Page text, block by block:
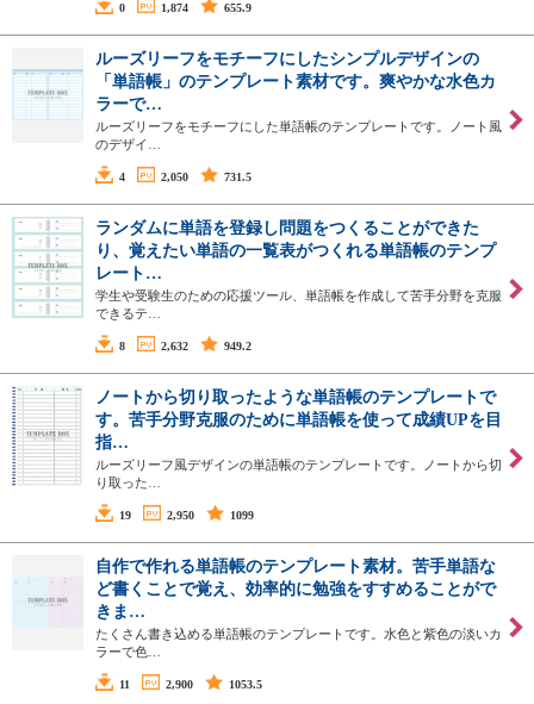
0 1,874 655.9
ルーズリーフをモチーフにしたシンプルデザインの
「単語帳」のテンプレート素材です。爽やかな水色カ
ラーで…
ルーズリーフをモチーフにした単語帳のテンプレートです。ノート風
のデザイ…
4 2,050 731.5
ランダムに単語を登録し問題をつくることができた
り、覚えたい単語の一覧表がつくれる単語帳のテンプ
レート…
学生や受験生のための応援ツール、単語帳を作成して苦手分野を克服
できるテ…
8 2,632 949.2
ノートから切り取ったような単語帳のテンプレートで
す。苦手分野克服のために単語帳を使って成績UPを目
指…
ルーズリーフ風デザインの単語帳のテンプレートです。ノートから切
り取った…
19 2,950 1099
自作で作れる単語帳のテンプレート素材。苦手単語な
ど書くことで覚え、効率的に勉強をすすめることがで
きま…
たくさん書き込める単語帳のテンプレートです。水色と紫色の淡いカ
ラーで色…
11 2,900 1053.5